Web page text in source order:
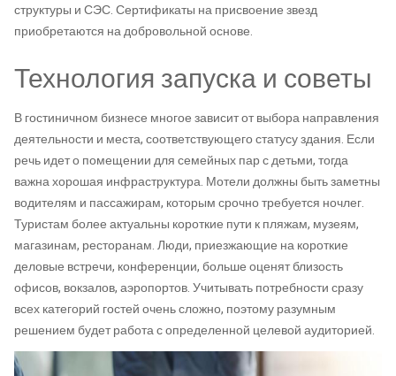
структуры и СЭС. Сертификаты на присвоение звезд
приобретаются на добровольной основе.
Технология запуска и советы
В гостиничном бизнесе многое зависит от выбора направления
деятельности и места, соответствующего статусу здания. Если
речь идет о помещении для семейных пар с детьми, тогда
важна хорошая инфраструктура. Мотели должны быть заметны
водителям и пассажирам, которым срочно требуется ночлег.
Туристам более актуальны короткие пути к пляжам, музеям,
магазинам, ресторанам. Люди, приезжающие на короткие
деловые встречи, конференции, больше оценят близость
офисов, вокзалов, аэропортов. Учитывать потребности сразу
всех категорий гостей очень сложно, поэтому разумным
решением будет работа с определенной целевой аудиторией.